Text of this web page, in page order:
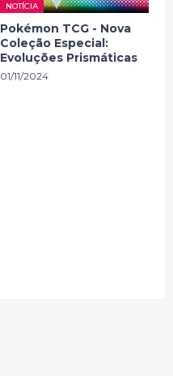
NOTÍCIA
Pokémon TCG - Nova
Coleção Especial:
Evoluções Prismáticas
01/11/2024